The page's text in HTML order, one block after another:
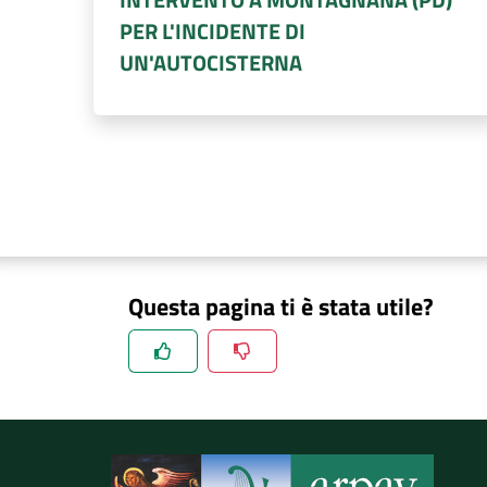
PER L'INCIDENTE DI
UN'AUTOCISTERNA
Questa pagina ti è stata utile?
Spiegaci perchè, e aiutaci a migliorare il